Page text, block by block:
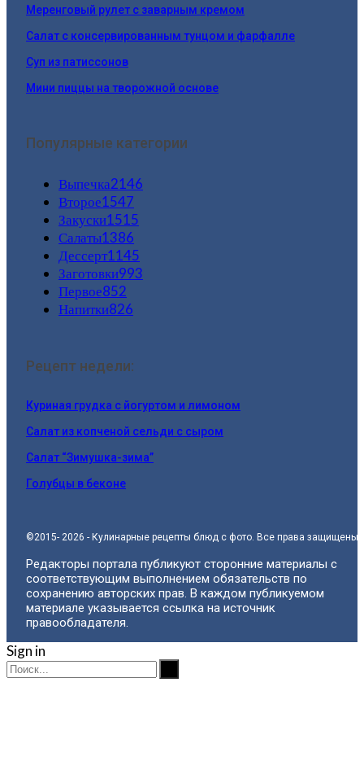
Меренговый рулет с заварным кремом
Салат с консервированным тунцом и фарфалле
Суп из патиссонов
Мини пиццы на творожной основе
Популярные категории
Выпечка2146
Второе1547
Закуски1515
Салаты1386
Дессерт1145
Заготовки993
Первое852
Напитки826
Рецепт недели:
Куриная грудка с йогуртом и лимоном
Салат из копченой сельди с сыром
Салат “Зимушка-зима”
Голубцы в беконе
©2015- 2026 - Кулинарные рецепты блюд с фото. Все права защищены.
Редакторы портала публикуют сторонние материалы с
соответствующим выполнением обязательств по
сохранению авторских прав. В каждом публикуемом
материале указывается ссылка на источник
правообладателя.
Sign in